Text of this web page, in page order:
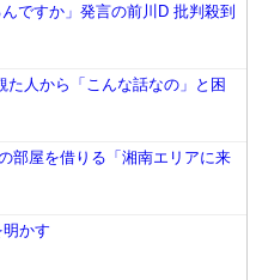
ですか」発言の前川D 批判殺到
人から「こんな話なの」と困
部屋を借りる「湘南エリアに来
かす